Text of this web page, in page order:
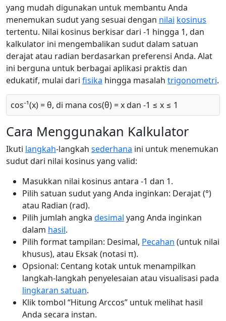
yang mudah digunakan untuk membantu Anda
menemukan sudut yang sesuai dengan nilai kosinus
tertentu. Nilai kosinus berkisar dari -1 hingga 1, dan
kalkulator ini mengembalikan sudut dalam satuan
derajat atau radian berdasarkan preferensi Anda. Alat
ini berguna untuk berbagai aplikasi praktis dan
edukatif, mulai dari fisika hingga masalah trigonometri.
cos⁻¹(x) = θ, di mana cos(θ) = x dan -1 ≤ x ≤ 1
Cara Menggunakan Kalkulator
Ikuti langkah-langkah sederhana ini untuk menemukan
sudut dari nilai kosinus yang valid:
Masukkan nilai kosinus antara -1 dan 1.
Pilih satuan sudut yang Anda inginkan: Derajat (°)
atau Radian (rad).
Pilih jumlah angka desimal yang Anda inginkan
dalam hasil.
Pilih format tampilan: Desimal, Pecahan (untuk nilai
khusus), atau Eksak (notasi π).
Opsional: Centang kotak untuk menampilkan
langkah-langkah penyelesaian atau visualisasi pada
lingkaran satuan.
Klik tombol “Hitung Arccos” untuk melihat hasil
Anda secara instan.